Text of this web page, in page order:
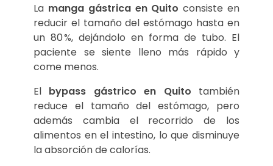
La manga gástrica en Quito consiste en
reducir el tamaño del estómago hasta en
un 80 %, dejándolo en forma de tubo. El
paciente se siente lleno más rápido y
come menos.
El bypass gástrico en Quito también
reduce el tamaño del estómago, pero
además cambia el recorrido de los
alimentos en el intestino, lo que disminuye
la absorción de calorías.